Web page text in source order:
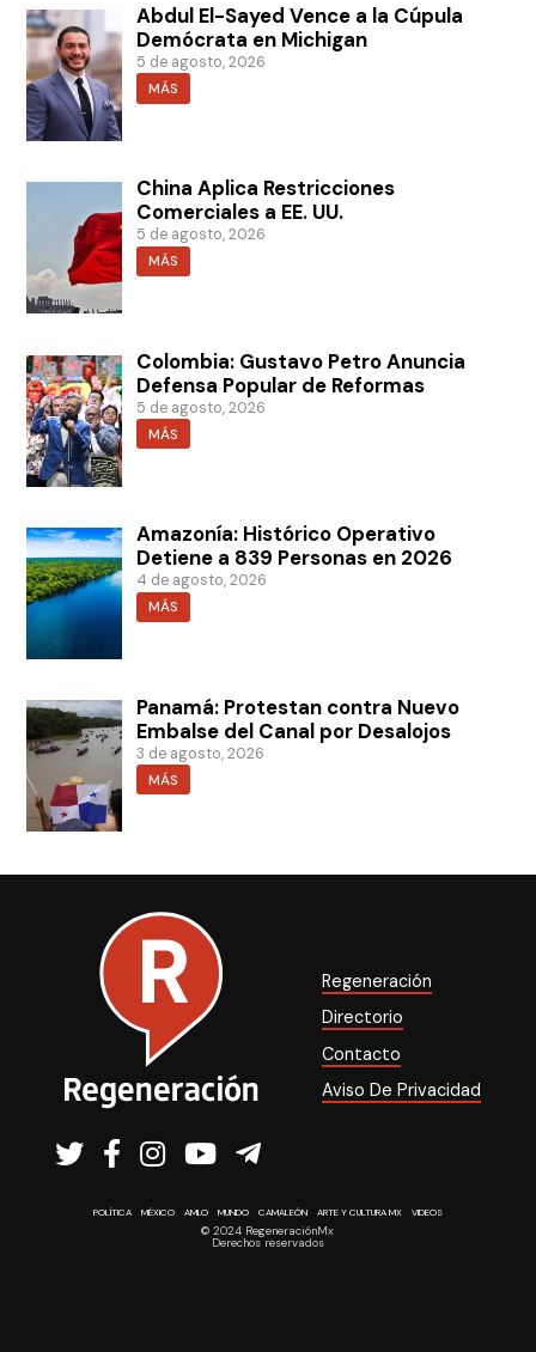
Abdul El-Sayed Vence a la Cúpula
Demócrata en Michigan
5 de agosto, 2026
MÁS
China Aplica Restricciones
Comerciales a EE. UU.
5 de agosto, 2026
MÁS
Colombia: Gustavo Petro Anuncia
Defensa Popular de Reformas
5 de agosto, 2026
MÁS
Amazonía: Histórico Operativo
Detiene a 839 Personas en 2026
4 de agosto, 2026
MÁS
Panamá: Protestan contra Nuevo
Embalse del Canal por Desalojos
3 de agosto, 2026
MÁS
Regeneración
Directorio
Contacto
Aviso De Privacidad
POLÍTICA MÉXICO AMLO MUNDO CAMALEÓN ARTE Y CULTURA MX VIDEOS
© 2024 RegeneraciónMx
Derechos reservados